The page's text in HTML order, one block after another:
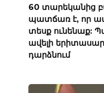
60 տարեկանից
պատճառ է, որ
տեսք ունենաք:
ավելի
դարձնում